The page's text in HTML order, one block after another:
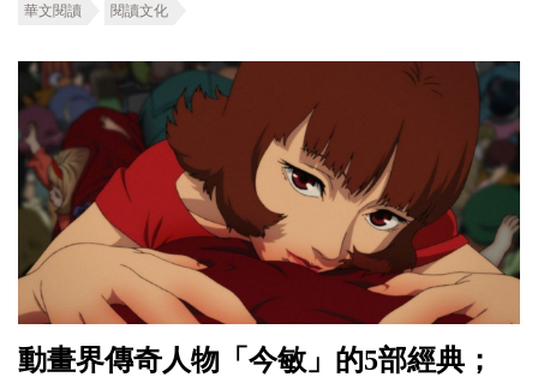
華文閱讀 閱讀文化
動畫界傳奇人物「今敏」的5部經典；